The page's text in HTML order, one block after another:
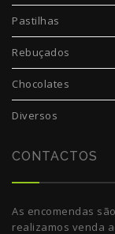
Pastilhas
Rebuçados
Chocolates
Diversos
CONTACTOS
As encomendas
realizamos venda